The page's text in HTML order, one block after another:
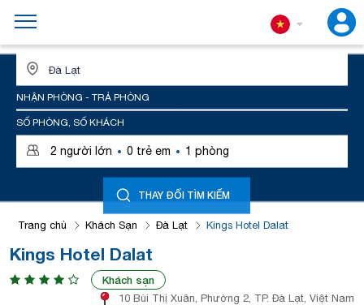
NHẬN PHÒNG - TRẢ PHÒNG
SỐ PHÒNG, SỐ KHÁCH
2 người lớn · 0 trẻ em · 1 phòng
THAY ĐỔI TÌM KIẾM
Trang chủ Khách Sạn Đà Lạt Kings Hotel Dalat
Kings Hotel Dalat
Khách sạn
10 Bùi Thị Xuân, Phường 2, TP. Đà Lạt, Việt Nam